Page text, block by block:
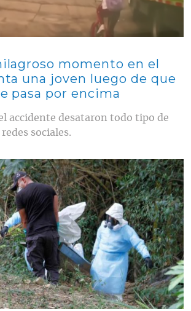
momento en el
una joven luego de que
pasa por encima
accidente desataron todo tipo de
sociales.
principal